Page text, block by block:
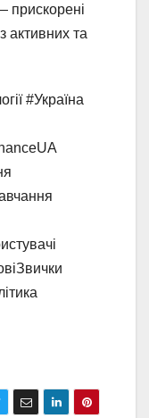
прискорені
активних та
#Україна